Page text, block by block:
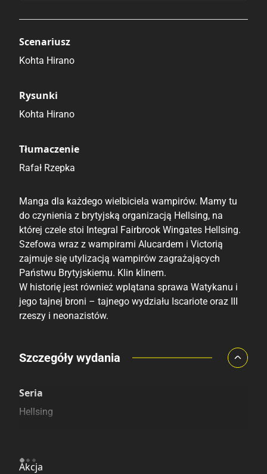
Scenariusz
Kohta Hirano
Rysunki
Kohta Hirano
Tłumaczenie
Rafał Rzepka
Manga dla każdego wielbiciela wampirów. Mamy tu
do czynienia z brytyjską organizacją Hellsing, na
której czele stoi Integral Fairbrook Wingates Hellsing.
Szefowa wraz z wampirami Alucardem i Victorią
zajmuje się utylizacją wampirów zagrażających
Państwu Brytyjskiemu. Klin klinem.
W historię jest również wplątana sprawa Watykanu i
jego tajnej broni – tajnego wydziału Iscariote oraz III
rzeszy i neonazistów.
Porównaj ceny
Szczegóły wydania
Seria
Hellsing
Akcja